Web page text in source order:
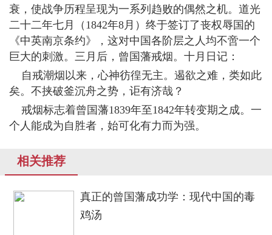
衰，使战争历程呈现为一系列趋败的偶然之机。道光
二十二年七月（1842年8月）终于签订了丧权辱国的
《中英南京条约》，这对中国各阶层之人均不啻一个
巨大的刺激。三月后，曾国藩戒烟。十月日记：
自戒潮烟以来，心神彷徨无主。遏欲之难，类如此
矣。不挟破釜沉舟之势，讵有济哉？
戒烟标志着曾国藩1839年至1842年转变期之成。一
个人能成为自胜者，始可化有力而为强。
相关推荐
真正的曾国藩成功学：现代中国的毒
鸡汤